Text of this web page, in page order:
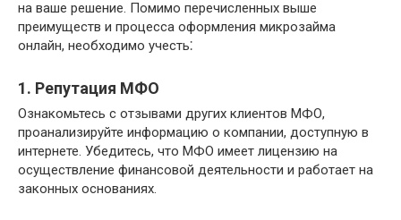
на ваше решение. Помимо перечисленных выше
преимуществ и процесса оформления микрозайма
онлайн, необходимо учесть⁚
1. Репутация МФО
Ознакомьтесь с отзывами других клиентов МФО,
проанализируйте информацию о компании, доступную в
интернете. Убедитесь, что МФО имеет лицензию на
осуществление финансовой деятельности и работает на
законных основаниях.